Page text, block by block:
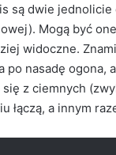
są dwie
Mogą być
widoczne.
po nasadę
z ciemnych
łączą, a innym